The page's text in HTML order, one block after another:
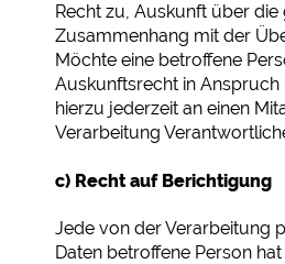
Recht zu, Auskunft über die
Zusammenhang mit der
Möchte eine betroffene
Auskunftsrecht in Anspruch
hierzu jederzeit an einen
Verarbeitung
c) Recht auf Berichtigung
Jede von der Verarbeitung
Daten betroffene Person